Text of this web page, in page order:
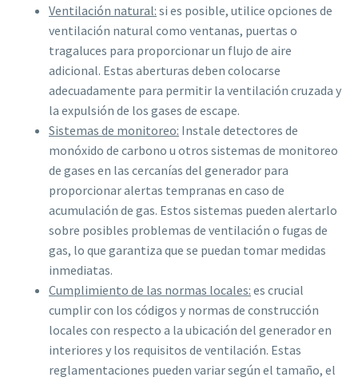
Ventilación natural: si es posible, utilice opciones de
ventilación natural como ventanas, puertas o
tragaluces para proporcionar un flujo de aire
adicional. Estas aberturas deben colocarse
adecuadamente para permitir la ventilación cruzada y
la expulsión de los gases de escape.
Sistemas de monitoreo: Instale detectores de
monóxido de carbono u otros sistemas de monitoreo
de gases en las cercanías del generador para
proporcionar alertas tempranas en caso de
acumulación de gas. Estos sistemas pueden alertarlo
sobre posibles problemas de ventilación o fugas de
gas, lo que garantiza que se puedan tomar medidas
inmediatas.
Cumplimiento de las normas locales: es crucial
cumplir con los códigos y normas de construcción
locales con respecto a la ubicación del generador en
interiores y los requisitos de ventilación. Estas
reglamentaciones pueden variar según el tamaño, el